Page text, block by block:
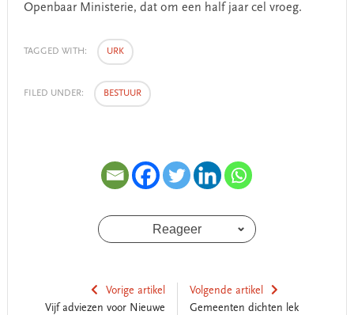
Openbaar Ministerie, dat om een half jaar cel vroeg.
TAGGED WITH: URK
FILED UNDER: BESTUUR
Reageer
Vorige artikel
Vijf adviezen voor Nieuwe
Volgende artikel
Gemeenten dichten lek